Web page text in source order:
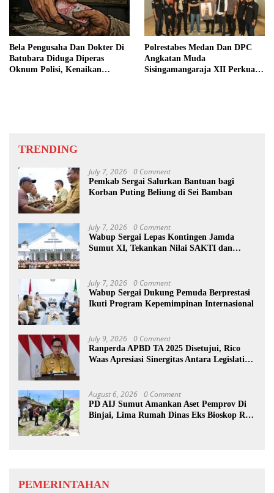
Bela Pengusaha Dan Dokter Di
Batubara Diduga Diperas
Oknum Polisi, Kenaikan
Polrestabes Medan Dan DPC
Angkatan Muda
Sisingamangaraja XII Perkuat
TRENDING
July 7, 2026 0 Comment
Pemkab Sergai Salurkan Bantuan bagi
Korban Puting Beliung di Sei Bamban
July 7, 2026 0 Comment
Wabup Sergai Lepas Kontingen Jamda
Sumut XI, Tekankan Nilai SAKTI dan
July 7, 2026 0 Comment
Wabup Sergai Dukung Pemuda Berprestasi
Ikuti Program Kepemimpinan Internasional
July 9, 2026 0 Comment
Ranperda APBD TA 2025 Disetujui, Rico
Waas Apresiasi Sinergitas Antara Legislatif
August 6, 2026 0 Comment
PD AIJ Sumut Amankan Aset Pemprov Di
Binjai, Lima Rumah Dinas Eks Bioskop Ria
PEMERINTAHAN